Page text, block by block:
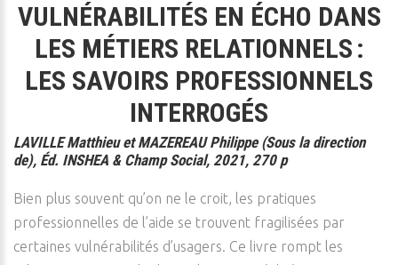
VULNÉRABILITÉS EN ÉCHO DANS
LES MÉTIERS RELATIONNELS :
LES SAVOIRS PROFESSIONNELS
INTERROGÉS
LAVILLE Matthieu et MAZEREAU Philippe (Sous la direction
de), Éd. INSHEA & Champ Social, 2021, 270 p
Bien plus souvent qu’on ne le croit, les pratiques
professionnelles de l’aide se trouvent fragilisées par
certaines vulnérabilités d’usagers. Ce livre rompt les